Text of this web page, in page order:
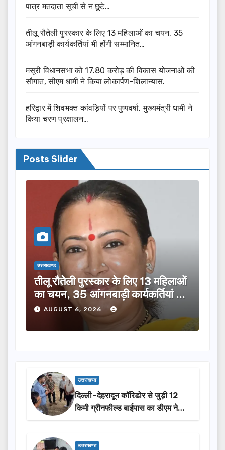
पात्र मतदाता सूची से न छूटे…
तीलू रौतेली पुरस्कार के लिए 13 महिलाओं का चयन, 35
आंगनबाड़ी कार्यकर्तियां भी होंगी सम्मानित…
मसूरी विधानसभा को 17.80 करोड़ की विकास योजनाओं की
सौगात, सीएम धामी ने किया लोकार्पण-शिलान्यास.
हरिद्वार में शिवभक्त कांवड़ियों पर पुष्पवर्षा, मुख्यमंत्री धामी ने
किया चरण प्रक्षालन…
Posts Slider
उत्तराखण्ड
तीलू रौतेली पुरस्कार के लिए 13 महिलाओं
का चयन, 35 आंगनबाड़ी कार्यकर्तियां भी
होंगी सम्मानित…
AUGUST 6, 2026
उत्तराखण्ड
दिल्ली-देहरादून कॉरिडोर से जुड़ी 12
किमी ग्रीनफील्ड बाईपास का डीएम ने
किया निरीक्षण…
उत्तराखण्ड